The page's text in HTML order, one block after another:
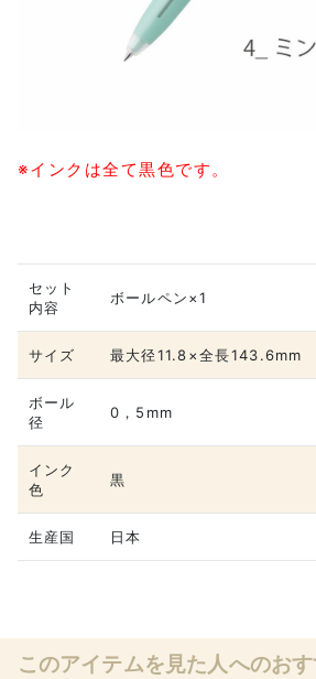
※インクは全て黒色です。
セット
内容
ボールペン×1
サイズ 最大径11.8×全長143.6mm
ボール
径
0，5mm
インク
色
黒
生産国 日本
このアイテムを見た人へのお